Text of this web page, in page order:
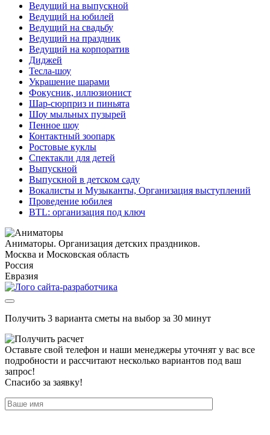
Ведущий на выпускной
Ведущий на юбилей
Ведущий на свадьбу
Ведущий на праздник
Ведущий на корпоратив
Диджей
Тесла-шоу
Украшение шарами
Фокусник, иллюзионист
Шар-сюрприз и пиньята
Шоу мыльных пузырей
Пенное шоу
Контактный зоопарк
Ростовые куклы
Спектакли для детей
Выпускной
Выпускной в детском саду
Вокалисты и Музыканты, Организация выступлений
Проведение юбилея
BTL: организация под ключ
Аниматоры. Организация детских праздников.
Москва и Московская область
Россия
Евразия
Получить 3 варианта сметы на выбор за 30 минут
Оставьте свой телефон и наши менеджеры уточнят у вас все
подробности и рассчитают несколько вариантов под ваш
запрос!
Спасибо за заявку!